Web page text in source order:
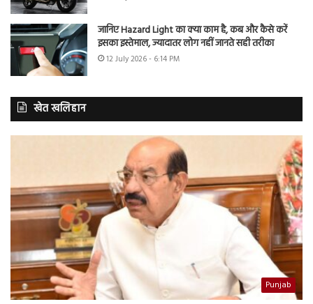
जानिए Hazard Light का क्या काम है, कब और कैसे करें
इसका इस्तेमाल, ज्यादातर लोग नहीं जानते सही तरीका
12 July 2026 - 6:14 PM
खेत खलिहान
Punjab